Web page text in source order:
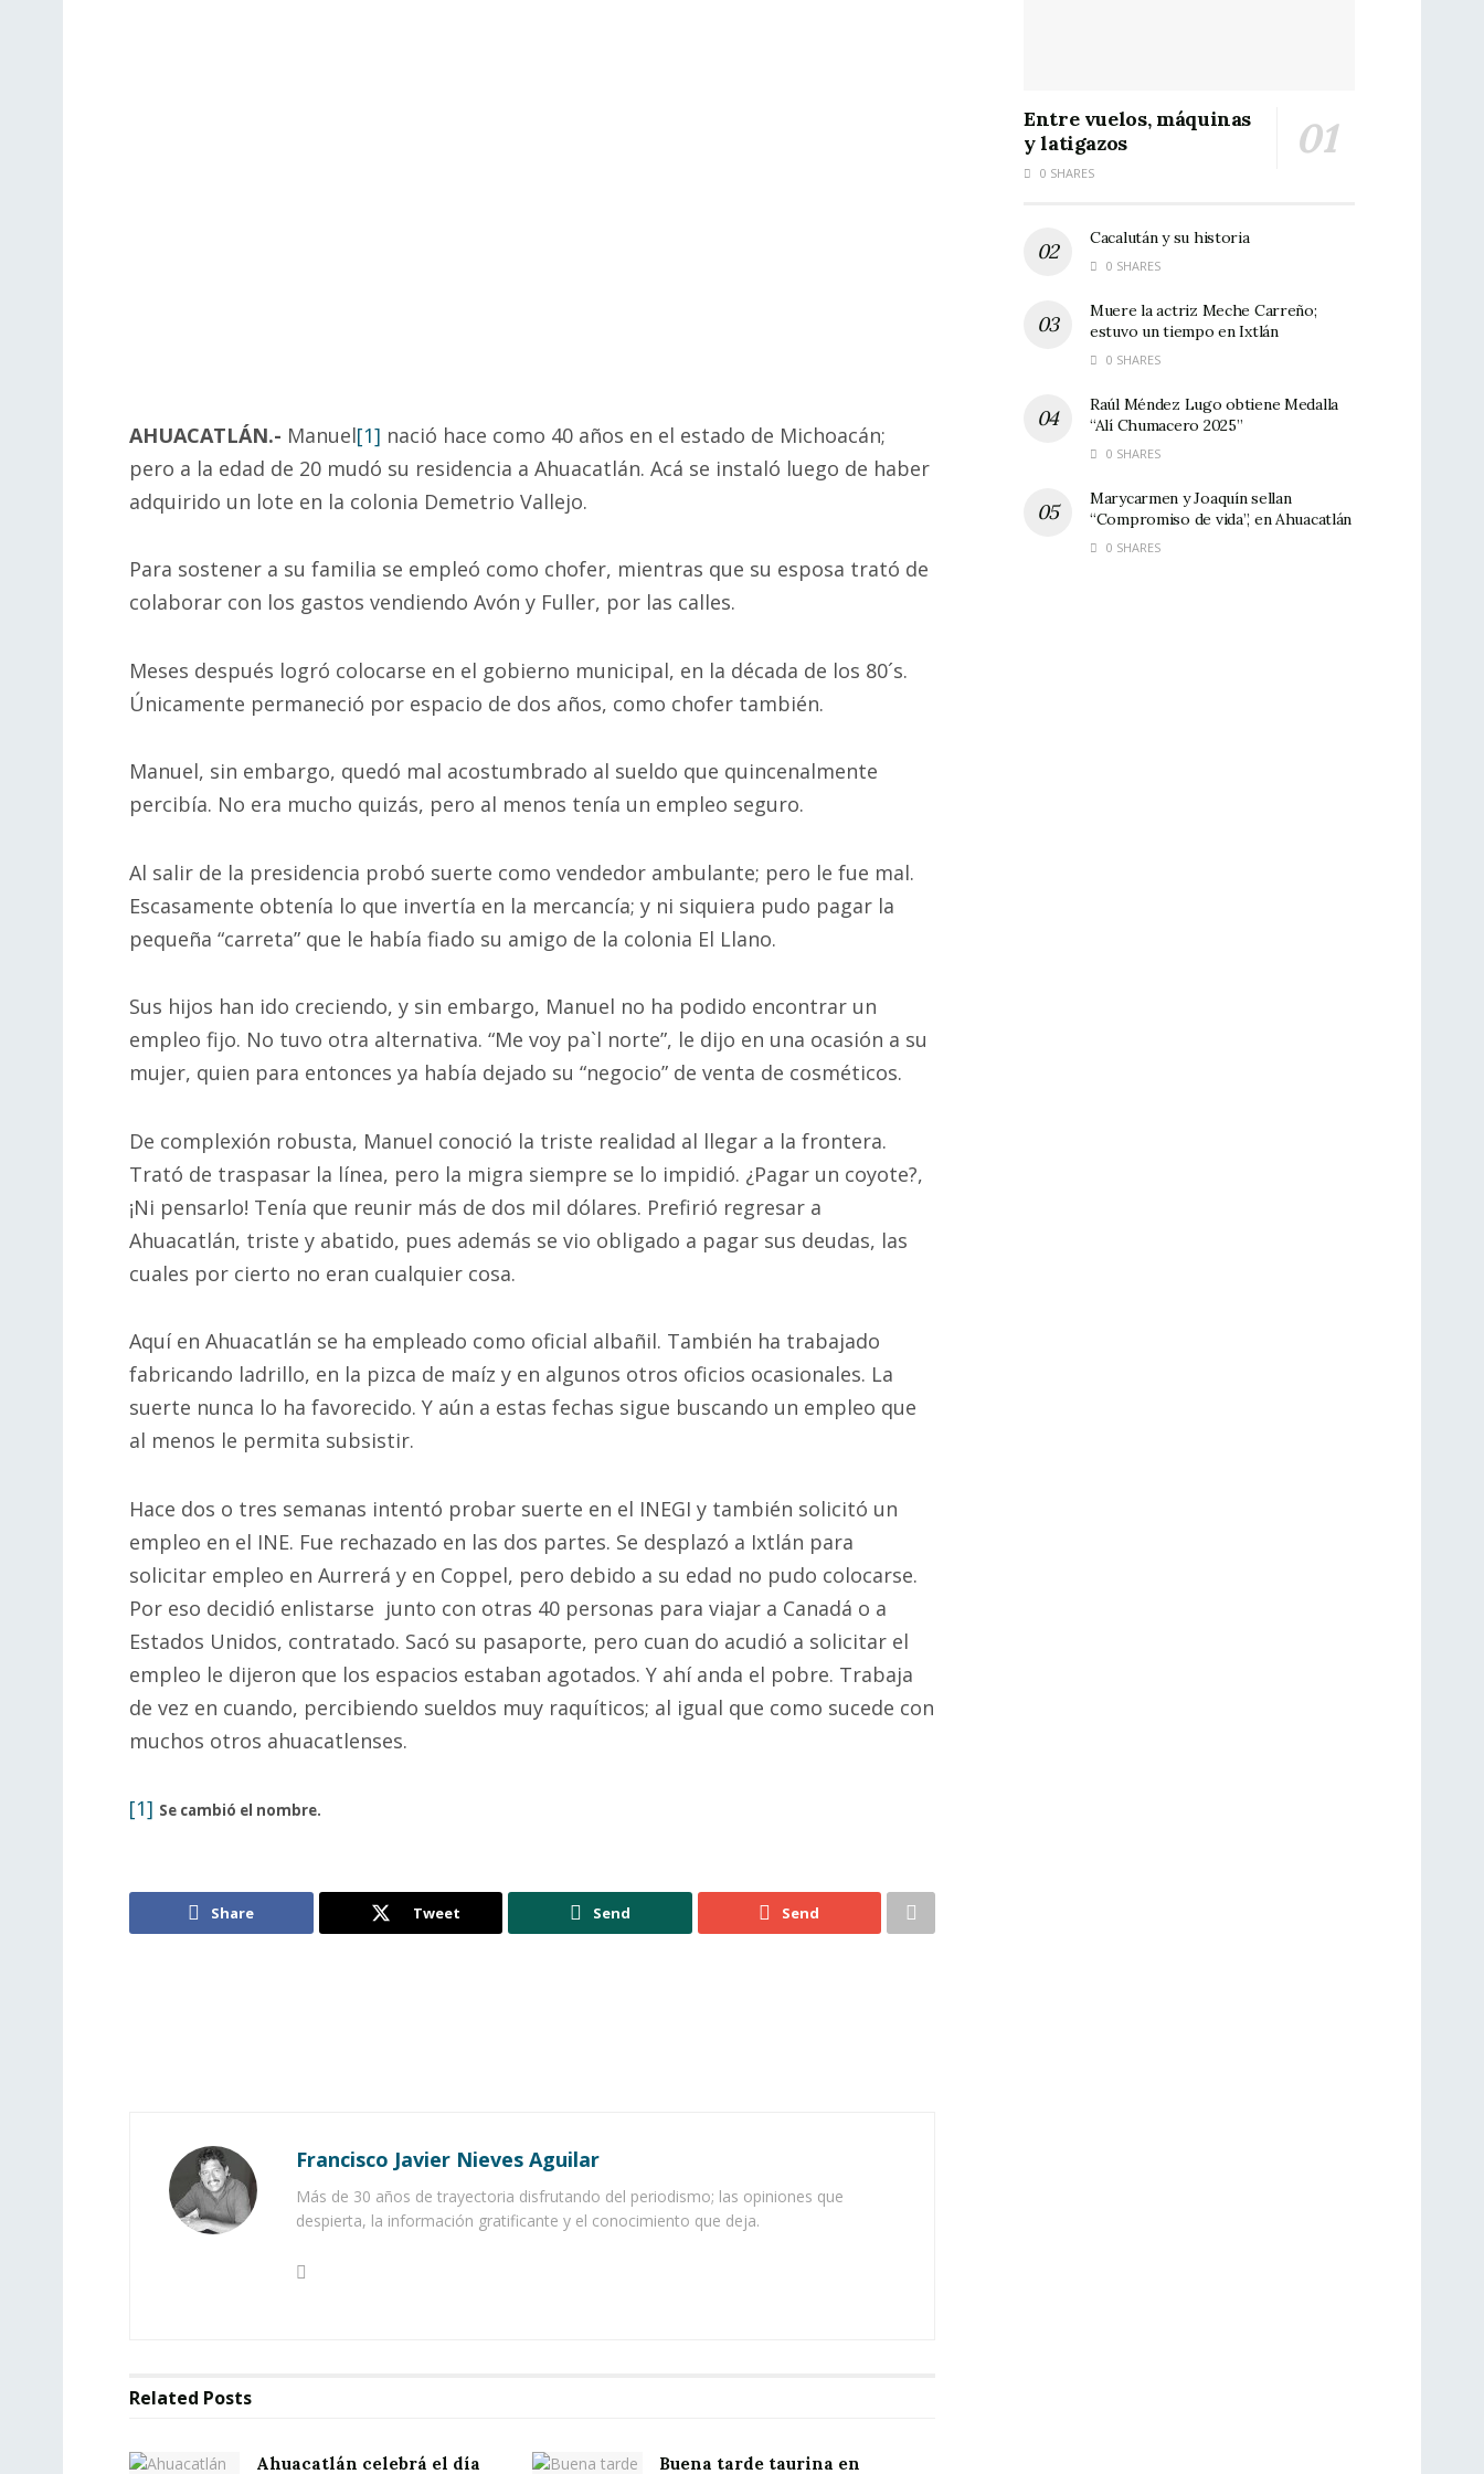
AHUACATLÁN.- Manuel[1] nació hace como 40 años en el estado de Michoacán;
pero a la edad de 20 mudó su residencia a Ahuacatlán. Acá se instaló luego de haber
adquirido un lote en la colonia Demetrio Vallejo.
Para sostener a su familia se empleó como chofer, mientras que su esposa trató de
colaborar con los gastos vendiendo Avón y Fuller, por las calles.
Meses después logró colocarse en el gobierno municipal, en la década de los 80´s.
Únicamente permaneció por espacio de dos años, como chofer también.
Manuel, sin embargo, quedó mal acostumbrado al sueldo que quincenalmente
percibía. No era mucho quizás, pero al menos tenía un empleo seguro.
Al salir de la presidencia probó suerte como vendedor ambulante; pero le fue mal.
Escasamente obtenía lo que invertía en la mercancía; y ni siquiera pudo pagar la
pequeña “carreta” que le había fiado su amigo de la colonia El Llano.
Sus hijos han ido creciendo, y sin embargo, Manuel no ha podido encontrar un
empleo fijo. No tuvo otra alternativa. “Me voy pa`l norte”, le dijo en una ocasión a su
mujer, quien para entonces ya había dejado su “negocio” de venta de cosméticos.
De complexión robusta, Manuel conoció la triste realidad al llegar a la frontera.
Trató de traspasar la línea, pero la migra siempre se lo impidió. ¿Pagar un coyote?,
¡Ni pensarlo! Tenía que reunir más de dos mil dólares. Prefirió regresar a
Ahuacatlán, triste y abatido, pues además se vio obligado a pagar sus deudas, las
cuales por cierto no eran cualquier cosa.
Aquí en Ahuacatlán se ha empleado como oficial albañil. También ha trabajado
fabricando ladrillo, en la pizca de maíz y en algunos otros oficios ocasionales. La
suerte nunca lo ha favorecido. Y aún a estas fechas sigue buscando un empleo que
al menos le permita subsistir.
Hace dos o tres semanas intentó probar suerte en el INEGI y también solicitó un
empleo en el INE. Fue rechazado en las dos partes. Se desplazó a Ixtlán para
solicitar empleo en Aurrerá y en Coppel, pero debido a su edad no pudo colocarse.
Por eso decidió enlistarse junto con otras 40 personas para viajar a Canadá o a
Estados Unidos, contratado. Sacó su pasaporte, pero cuan do acudió a solicitar el
empleo le dijeron que los espacios estaban agotados. Y ahí anda el pobre. Trabaja
de vez en cuando, percibiendo sueldos muy raquíticos; al igual que como sucede con
muchos otros ahuacatlenses.
[1] Se cambió el nombre.
Share Tweet Send Send
Francisco Javier Nieves Aguilar
Más de 30 años de trayectoria disfrutando del periodismo; las opiniones que
despierta, la información gratificante y el conocimiento que deja.
Related Posts
Ahuacatlán celebrá el día Buena tarde taurina en
Entre vuelos, máquinas
y latigazos
0 SHARES
Cacalután y su historia
0 SHARES
Muere la actriz Meche Carreño;
estuvo un tiempo en Ixtlán
0 SHARES
Raúl Méndez Lugo obtiene Medalla
“Alí Chumacero 2025”
0 SHARES
Marycarmen y Joaquín sellan
“Compromiso de vida”, en Ahuacatlán
0 SHARES